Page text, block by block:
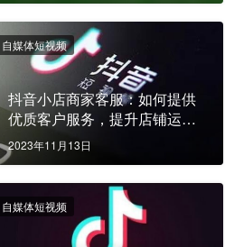
抖音小店商家客服：如何提供
优质客户服务，提升店铺运营
效率
2023年11月13日
自媒体短视频
自媒体短视频